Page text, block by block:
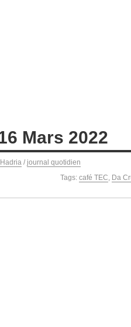
Mars 2022
/ journal quotidien
Tags: café TEC Da